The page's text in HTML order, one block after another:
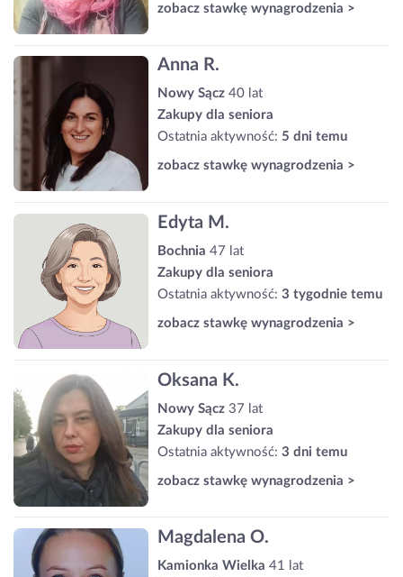
zobacz stawkę wynagrodzenia >
Anna R.
Nowy Sącz 40 lat
Zakupy dla seniora
Ostatnia aktywność: 5 dni temu
zobacz stawkę wynagrodzenia >
Edyta M.
Bochnia 47 lat
Zakupy dla seniora
Ostatnia aktywność: 3 tygodnie temu
zobacz stawkę wynagrodzenia >
Oksana K.
Nowy Sącz 37 lat
Zakupy dla seniora
Ostatnia aktywność: 3 dni temu
zobacz stawkę wynagrodzenia >
Magdalena O.
Kamionka Wielka 41 lat